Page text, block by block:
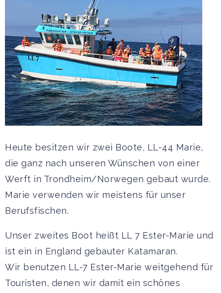
Heute besitzen wir zwei Boote, LL-44 Marie,
die ganz nach unseren Wünschen von einer
Werft in Trondheim/Norwegen gebaut wurde.
Marie verwenden wir meistens für unser
Berufsfischen.
Unser zweites Boot heißt LL 7 Ester-Marie und
ist ein in England gebauter Katamaran.
Wir benutzen LL-7 Ester-Marie weitgehend für
Touristen, denen wir damit ein schönes